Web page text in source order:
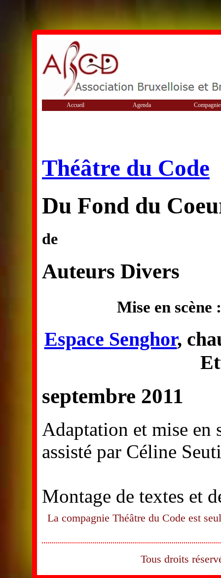
Accueil Agenda
Théâtre du Code
Du Fond du
de
Auteurs Divers
Mise en scène
Espace Senghor,
septembre 2011
Adaptation et mise en
assisté par Céline
Montage de textes et
La compagnie Théâtre du Code est
Tous droits